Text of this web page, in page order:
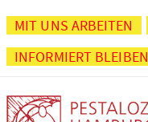
Zum
Inhalt
springen
MIT UNS ARBEITEN
INFORMIERT BLEIBEN